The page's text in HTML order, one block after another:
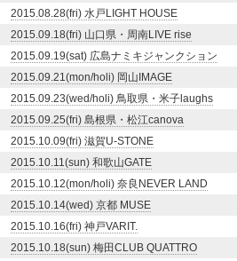
2015.08.28(fri) 水戸LIGHT HOUSE
2015.09.18(fri) 山口県・周南LIVE rise
2015.09.19(sat) 広島ナミキジャンクション
2015.09.21(mon/holi) 岡山IMAGE
2015.09.23(wed/holi) 鳥取県・米子laughs
2015.09.25(fri) 島根県・松江canova
2015.10.09(fri) 滋賀U-STONE
2015.10.11(sun) 和歌山GATE
2015.10.12(mon/holi) 奈良NEVER LAND
2015.10.14(wed) 京都 MUSE
2015.10.16(fri) 神戸VARIT.
2015.10.18(sun) 梅田CLUB QUATTRO